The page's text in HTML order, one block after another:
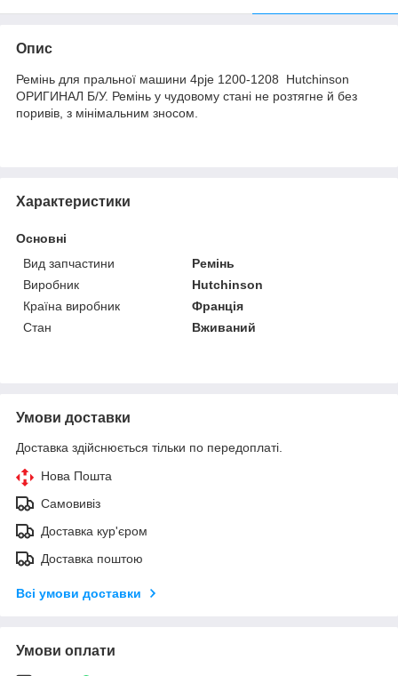
Опис
Ремінь для пральної машини 4pje 1200-1208 Hutchinson
ОРИГИНАЛ Б/У. Ремінь у чудовому стані не розтягне й без
поривів, з мінімальним зносом.
Характеристики
Основні
Вид запчастини
Ремінь
Виробник
Hutchinson
Країна виробник
Франція
Стан
Вживаний
Умови доставки
Доставка здійснюється тільки по передоплаті.
Нова Пошта
Самовивіз
Доставка кур'єром
Доставка поштою
Всі умови доставки
Умови оплати